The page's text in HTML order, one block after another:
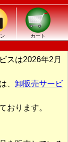
カート
スは2026年2月
、 卸販売サービ
おります。